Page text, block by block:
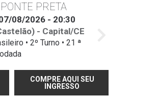
PRETA
08/2026 - 20:30
- Capital/CE
• 2º Turno • 21 ª
COMPRE AQUI SEU
INGRESSO